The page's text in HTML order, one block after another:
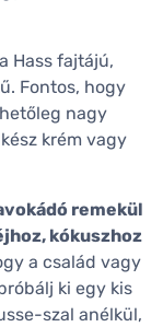
Hass fajtájú,
Fontos, hogy
nagy
krém vagy
remekül
kókuszhoz
a család vagy
ki egy kis
szal anélkül,